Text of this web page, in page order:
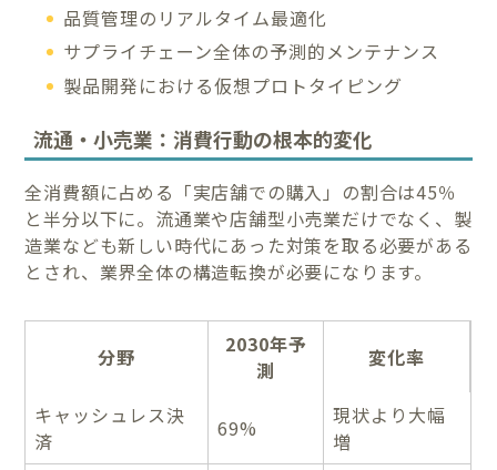
品質管理のリアルタイム最適化
サプライチェーン全体の予測的メンテナンス
製品開発における仮想プロトタイピング
流通・小売業：消費行動の根本的変化
全消費額に占める「実店舗での購入」の割合は45％
と半分以下に。流通業や店舗型小売業だけでなく、製
造業なども新しい時代にあった対策を取る必要がある
とされ、業界全体の構造転換が必要になります。
分野
2030年予
測
変化率
キャッシュレス決
済
69%
現状より大幅
増